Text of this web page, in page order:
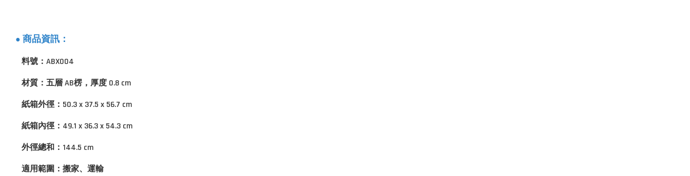
● 商品資訊：
料號：ABX004
材質：五層 AB楞，厚度 0.8 cm
紙箱外徑：50.3 x 37.5 x 56.7 cm
紙箱內徑：49.1 x 36.3 x 54.3 cm
外徑總和：144.5 cm
適用範圍：搬家、運輸